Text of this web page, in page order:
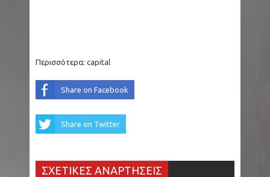
Περισσότερα: capital
Share on Facebook
Share on Twitter
ΣΧΕΤΙΚΕΣ ΑΝΑΡΤΗΣΕΙΣ